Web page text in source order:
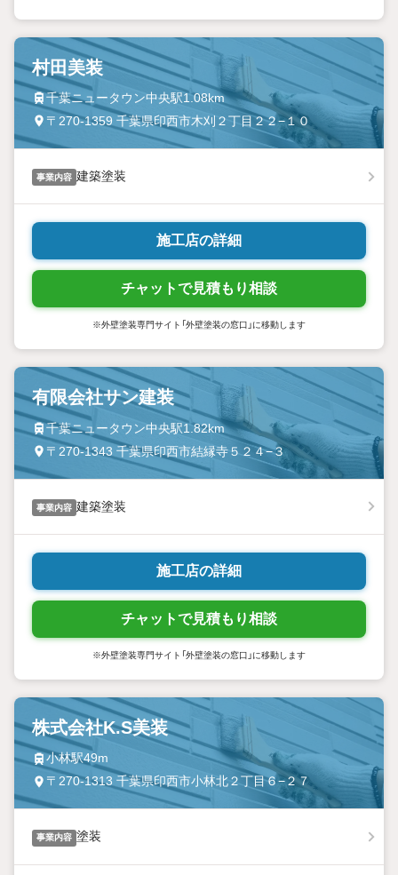
村田美装
千葉ニュータウン中央駅1.08km
〒270-1359 千葉県印西市木刈２丁目２２−１０
事業内容 建築塗装
施工店の詳細
チャットで見積もり相談
※外壁塗装専門サイト「外壁塗装の窓口」に移動します
有限会社サン建装
千葉ニュータウン中央駅1.82km
〒270-1343 千葉県印西市結縁寺５２４−３
事業内容 建築塗装
施工店の詳細
チャットで見積もり相談
※外壁塗装専門サイト「外壁塗装の窓口」に移動します
株式会社K.S美装
小林駅49m
〒270-1313 千葉県印西市小林北２丁目６−２７
事業内容 塗装